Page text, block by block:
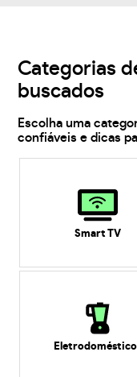
Categorias
buscados
Escolha uma
confiáveis e dicas
Smart TV